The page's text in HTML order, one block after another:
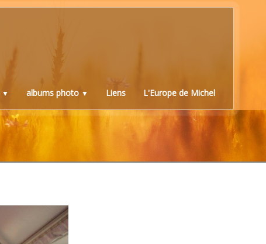
▼ albums photo ▼ Liens L'Europe de Michel